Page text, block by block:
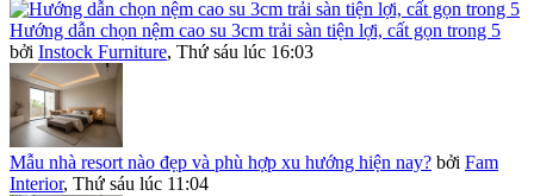
Hướng dẫn chọn nệm cao su 3cm trải sàn tiện lợi, cất gọn trong 5
bởi Instock Furniture, Thứ sáu lúc 16:03
Mẫu nhà resort nào đẹp và phù hợp xu hướng hiện nay? bởi Fam
Interior, Thứ sáu lúc 11:04